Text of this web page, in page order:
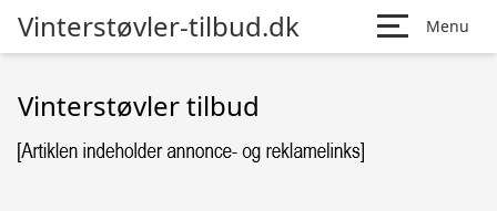
Vinterstøvler-tilbud.dk Menu
Vinterstøvler tilbud